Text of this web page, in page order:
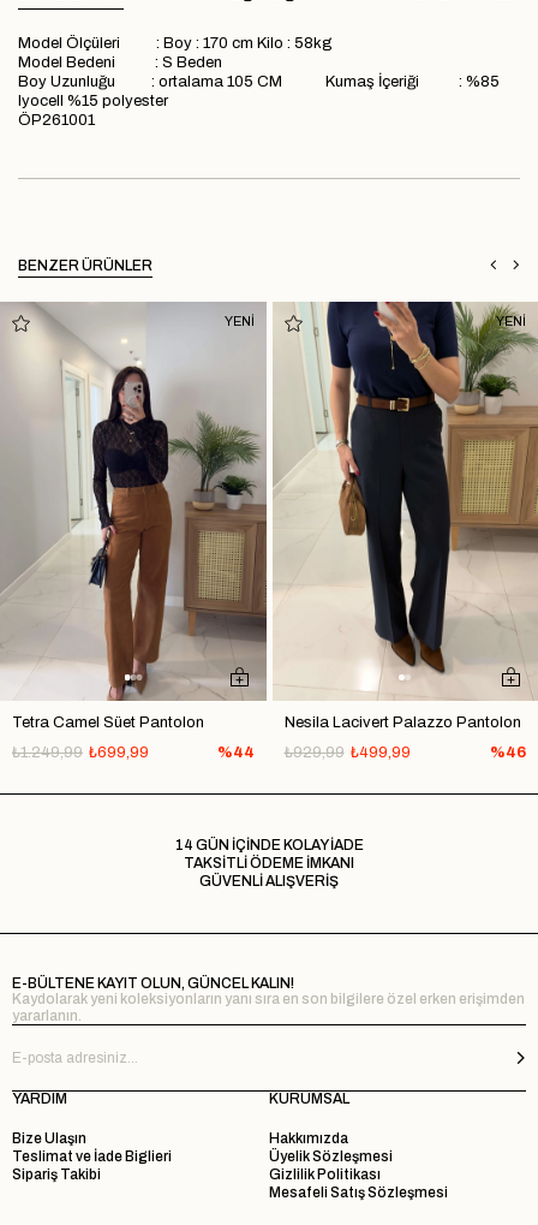
Model Ölçüleri : Boy : 170 cm Kilo : 58kg
Model Bedeni : S Beden
Boy Uzunluğu : ortalama 105 CM Kumaş İçeriği : %85
lyocell %15 polyester
ÖP261001
BENZER ÜRÜNLER
Tetra Camel Süet Pantolon
₺699,99
₺1.249,99 %44
YENİ
Nesila Lacivert Palazzo Pantolon
₺499,99
₺929,99 %46
YENİ
14 GÜN İÇİNDE KOLAY İADE
TAKSİTLİ ÖDEME İMKANI
GÜVENLİ ALIŞVERİŞ
E-BÜLTENE KAYIT OLUN, GÜNCEL KALIN!
Kaydolarak yeni koleksiyonların yanı sıra en son bilgilere özel erken erişimden
yararlanın.
YARDIM
Bize Ulaşın
Teslimat ve İade Biglieri
Sipariş Takibi
KURUMSAL
Hakkımızda
Üyelik Sözleşmesi
Gizlilik Politikası
Mesafeli Satış Sözleşmesi